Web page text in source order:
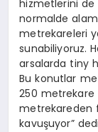
hizmetlerini de
normalde
metrekareleri
sunabiliyoruz.
arsalarda tiny
Bu konutlar
250 metrekare
metrekareden
kavuşuyor”